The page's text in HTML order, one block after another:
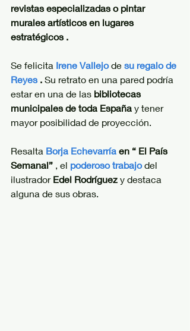
revistas especializadas o pintar
murales artísticos en lugares
estratégicos .
Se felicita Irene Vallejo de su regalo de
Reyes . Su retrato en una pared podría
estar en una de las bibliotecas
municipales de toda España y tener
mayor posibilidad de proyección.
Resalta Borja Echevarría en “ El País
Semanal” , el poderoso trabajo del
ilustrador Edel Rodríguez y destaca
alguna de sus obras.